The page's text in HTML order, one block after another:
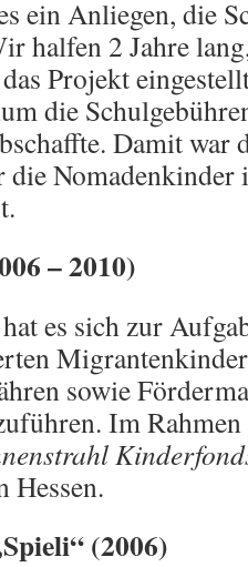
ein Anliegen, die
halfen 2 Jahre
Projekt
die
Damit war
Nomadenkinder
– 2010)
hat es sich zur
sowie
Im Rahmen
Hessen.
(2006)